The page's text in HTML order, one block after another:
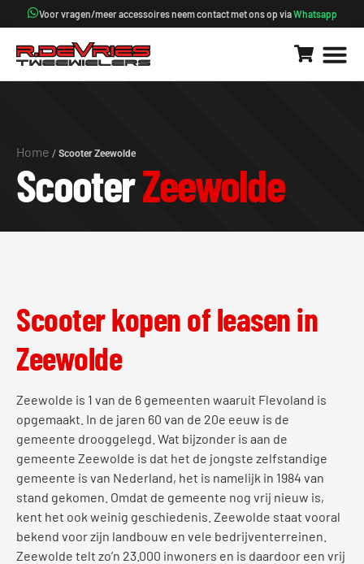
Voor vragen/meer accessoires neem contact met ons op viaWhatsapp
Home / Scooter Zeewolde
ScooterZeewolde
Scooter kopen of leasen in
Zeewolde
Zeewolde is 1 van de 6 gemeenten waaruit Flevoland is
opgemaakt. In de jaren 60 van de 20e eeuw is de
gemeente drooggelegd. Wat bijzonder is aan de
gemeente Zeewolde is dat het de jongste zelfstandige
gemeente is van Nederland, het is namelijk in 1984 van
stand gekomen. Omdat de gemeente nog vrij nieuw is,
kent het ook weinig geschiedenis. Zeewolde staat vooral
bekend voor zijn landbouw en vele bedrijventerreinen.
Zeewolde telt zo’n 23.000 inwoners en is daardoor een vrij